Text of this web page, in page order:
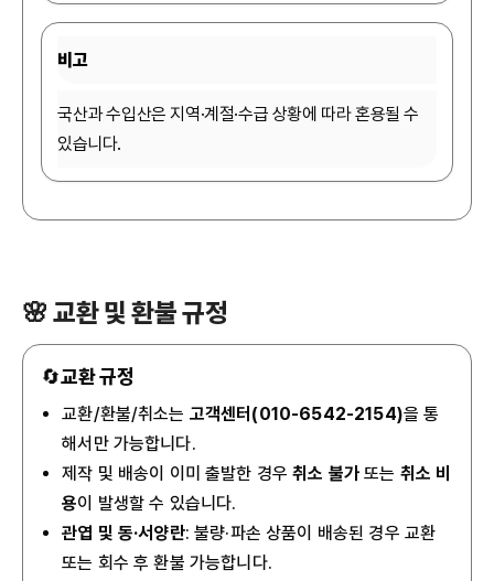
비고
국산과 수입산은 지역·계절·수급 상황에 따라 혼용될 수
있습니다.
🌸 교환 및 환불 규정
🔄교환 규정
교환/환불/취소는 고객센터(010-6542-2154)을 통
해서만 가능합니다.
제작 및 배송이 이미 출발한 경우취소 불가 또는 취소 비
용이 발생할 수 있습니다.
관엽 및 동·서양란: 불량·파손 상품이 배송된 경우 교환
또는 회수 후 환불 가능합니다.